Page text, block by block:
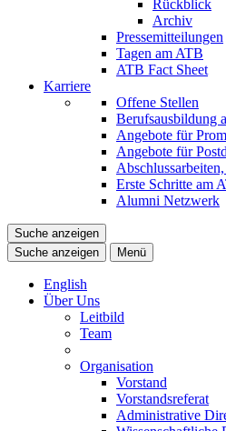
Rückblick
Archiv
Pressemitteilungen
Tagen am ATB
ATB Fact Sheet
Karriere
Offene Stellen
Berufsausbildung
Angebote für
Angebote für
Erste Schritte am
Alumni Netzwerk
Suche anzeigen
Suche anzeigen
Menü
English
Über Uns
Leitbild
Team
Organisation
Vorstand
Vorstandsreferat
Administrative